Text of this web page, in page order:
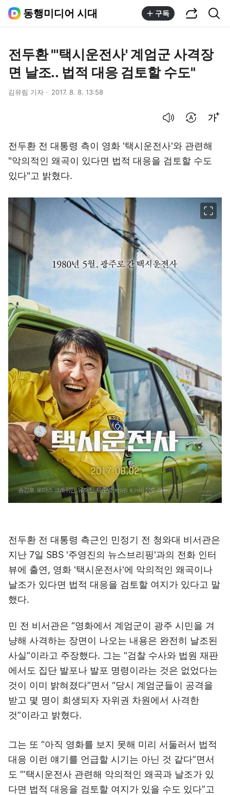
동행미디어 시대 구독
전두환 "'택시운전사' 계엄군 사격장
면 날조.. 법적 대응 검토할 수도"
김유림 기자 2017. 8. 8. 13:58
전두환 전 대통령 측이 영화 '택시운전사'와 관련해
"악의적인 왜곡이 있다면 법적 대응을 검토할 수도
있다"고 밝혔다.
전두환 전 대통령 측근인 민정기 전 청와대 비서관은
지난 7일 SBS '주영진의 뉴스브리핑'과의 전화 인터
뷰에 출연, 영화 '택시운전사'에 악의적인 왜곡이나
날조가 있다면 법적 대응을 검토할 여지가 있다고 말
했다.
민 전 비서관은 “영화에서 계엄군이 광주 시민을 겨
냥해 사격하는 장면이 나오는 내용은 완전히 날조된
사실”이라고 주장했다. 그는 “검찰 수사와 법원 재판
에서도 집단 발포나 발포 명령이라는 것은 없었다는
것이 이미 밝혀졌다”면서 “당시 계엄군들이 공격을
받고 몇 명이 희생되자 자위권 차원에서 사격한
것”이라고 밝혔다.
그는 또 “아직 영화를 보지 못해 미리 서둘러서 법적
대응 이런 얘기를 언급할 시기는 아닌 것 같다”면서
도 “‘택시운전사 관련해 악의적인 왜곡과 날조가 있
다면 법적 대응을 검토할 여지가 있을 수도 있다”고